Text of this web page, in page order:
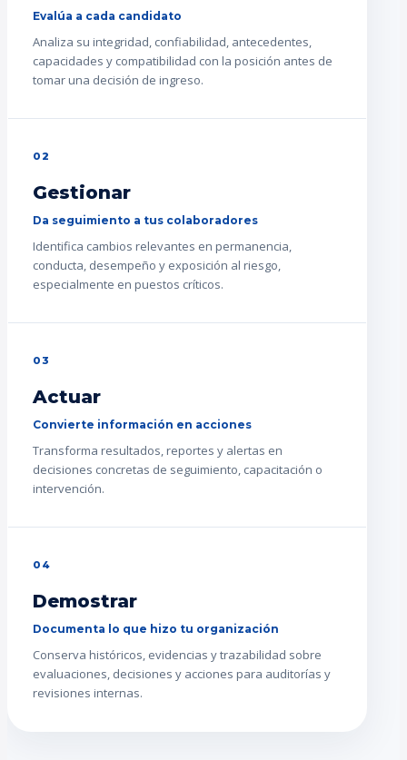
Evalúa a cada candidato
Analiza su integridad, confiabilidad, antecedentes,
capacidades y compatibilidad con la posición antes de
tomar una decisión de ingreso.
02
Gestionar
Da seguimiento a tus colaboradores
Identifica cambios relevantes en permanencia,
conducta, desempeño y exposición al riesgo,
especialmente en puestos críticos.
03
Actuar
Convierte información en acciones
Transforma resultados, reportes y alertas en
decisiones concretas de seguimiento, capacitación o
intervención.
04
Demostrar
Documenta lo que hizo tu organización
Conserva históricos, evidencias y trazabilidad sobre
evaluaciones, decisiones y acciones para auditorías y
revisiones internas.